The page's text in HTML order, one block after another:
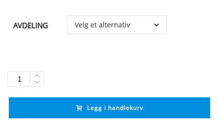
AVDELING
Quantity
Legg i handlekurv